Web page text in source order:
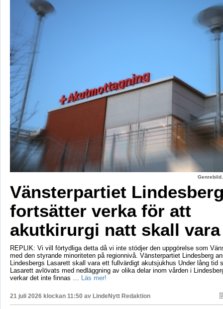
Vänsterpartiet
fortsätter verka för att
akutkirurgi natt skall
REPLIK: Vi vill förtydliga detta då vi inte stödjer den uppgörelse som
med den styrande minoriteten på regionnivå. Vänsterpartiet Lindesberg
Lindesbergs Lasarett skall vara ett fullvärdigt akutsjukhus Under lång tid
Lasarett avlövats med nedläggning av olika delar inom vården i
verkar det inte finnas …
Läs mer!
21 juli 2026 klockan 11:50 av LindeNytt Redaktion